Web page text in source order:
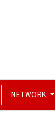
NETWORK